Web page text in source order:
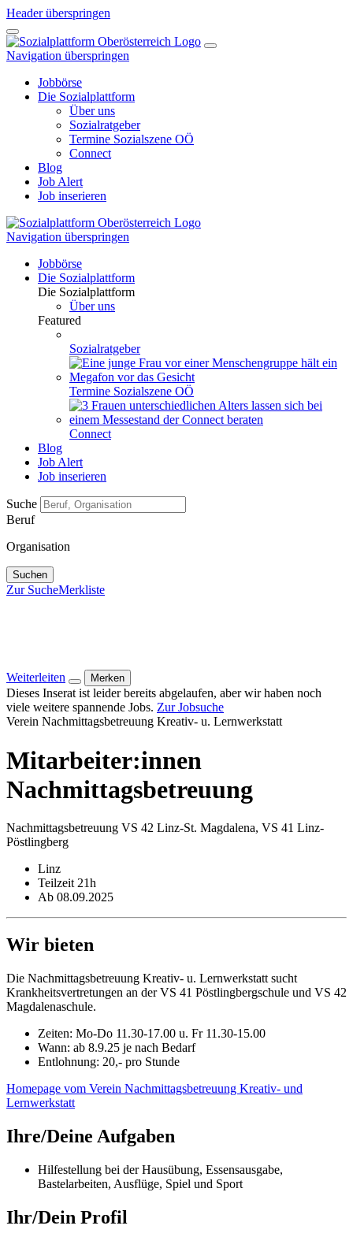
Header überspringen
Navigation überspringen
Jobbörse
Die Sozialplattform
Über uns
Sozialratgeber
Termine Sozialszene OÖ
Connect
Blog
Job Alert
Job inserieren
Navigation überspringen
Jobbörse
Die Sozialplattform
Die Sozialplattform
Über uns
Featured
Sozialratgeber
Termine Sozialszene OÖ
Connect
Blog
Job Alert
Job inserieren
Suche
Beruf
Organisation
Suchen
Zur SucheMerkliste
Weiterleiten Merken
Dieses Inserat ist leider bereits abgelaufen, aber wir haben noch
viele weitere spannende Jobs. Zur Jobsuche
Verein Nachmittagsbetreuung Kreativ- u. Lernwerkstatt
Mitarbeiter:innen
Nachmittags­betreuung
Nachmittagsbetreuung VS 42 Linz-St. Magdalena, VS 41 Linz-
Pöstlingberg
Linz
Teilzeit 21h
Ab 08.09.2025
Wir bieten
Die Nachmittagsbetreuung Kreativ- u. Lernwerkstatt sucht
Krankheitsvertretungen an der VS 41 Pöstlingbergschule und VS 42
Magdalenaschule.
Zeiten: Mo-Do 11.30-17.00 u. Fr 11.30-15.00
Wann: ab 8.9.25 je nach Bedarf
Entlohnung: 20,- pro Stunde
Homepage vom Verein Nachmittagsbetreuung Kreativ- und
Lernwerkstatt
Ihre/Deine Aufgaben
Hilfestellung bei der Hausübung, Essensausgabe,
Bastelarbeiten, Ausflüge, Spiel und Sport
Ihr/Dein Profil